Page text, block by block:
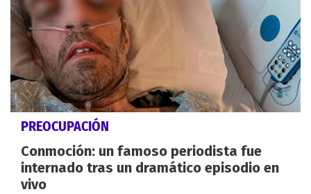
PREOCUPACIÓN
Conmoción: un famoso periodista fue
internado tras un dramático episodio en
vivo